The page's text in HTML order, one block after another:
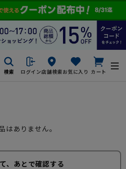
検索 ログイン店舗検索お気に入り カート
はありません。
、あとで確認する